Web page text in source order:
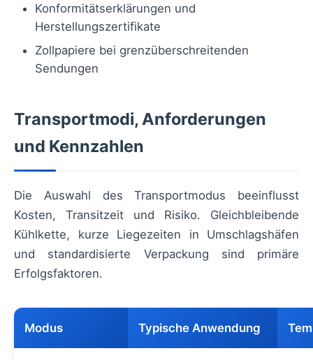
Konformitätserklärungen und
Herstellungszertifikate
Zollpapiere bei grenzüberschreitenden
Sendungen
Transportmodi, Anforderungen
und Kennzahlen
Die Auswahl des Transportmodus beeinflusst
Kosten, Transitzeit und Risiko. Gleichbleibende
Kühlkette, kurze Liegezeiten in Umschlagshäfen
und standardisierte Verpackung sind primäre
Erfolgsfaktoren.
Modus Typische Anwendung